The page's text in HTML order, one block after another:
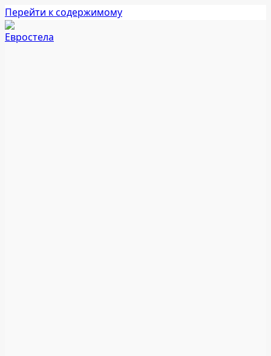
Перейти к содержимому